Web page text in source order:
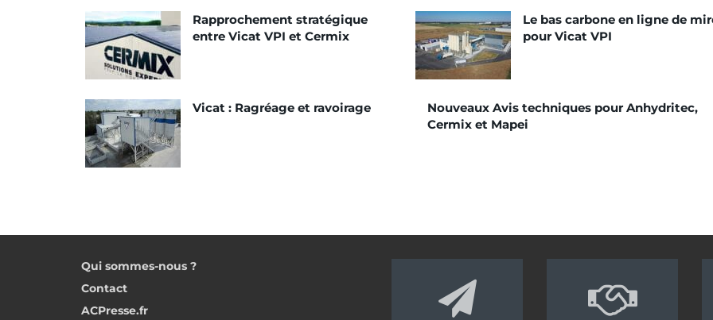
Rapprochement stratégique
entre Vicat VPI et Cermix
Le bas carbone en ligne de
pour Vicat VPI
Vicat : Ragréage et ravoirage
Nouveaux Avis techniques pour Anhydritec,
Cermix et Mapei
Qui sommes-nous ?
Contact
ACPresse.fr